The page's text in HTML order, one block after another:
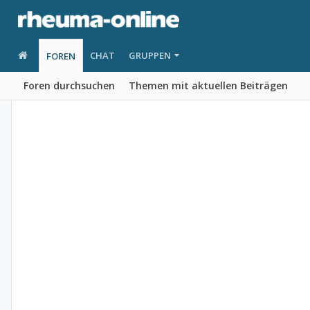
FOREN
Foren durchsuchen Themen mit aktuellen Beiträgen
CHAT GRUPPEN